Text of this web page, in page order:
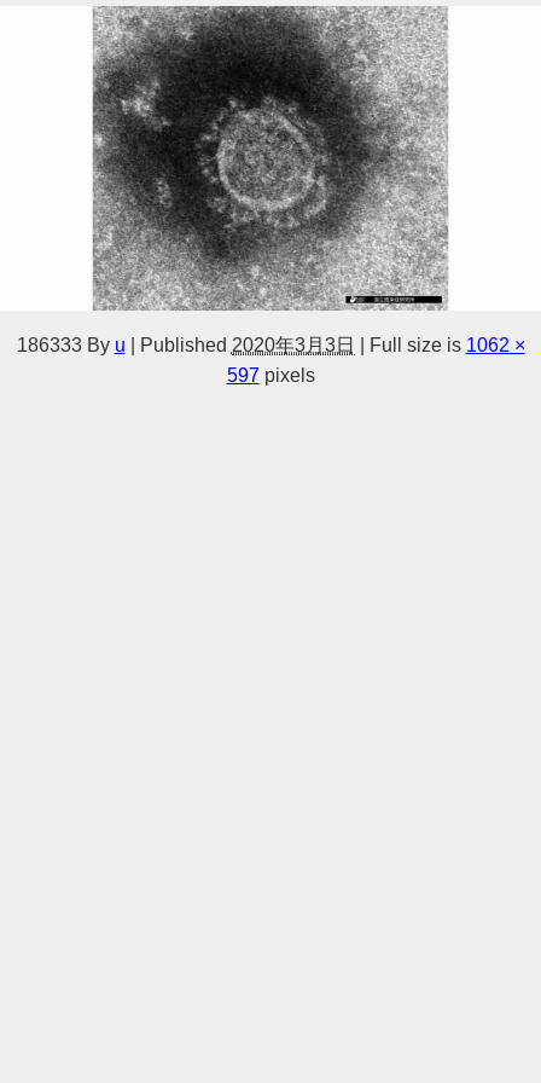
186333 By u Published 2020年3月3日 Full size is 1062 ×
597 pixels